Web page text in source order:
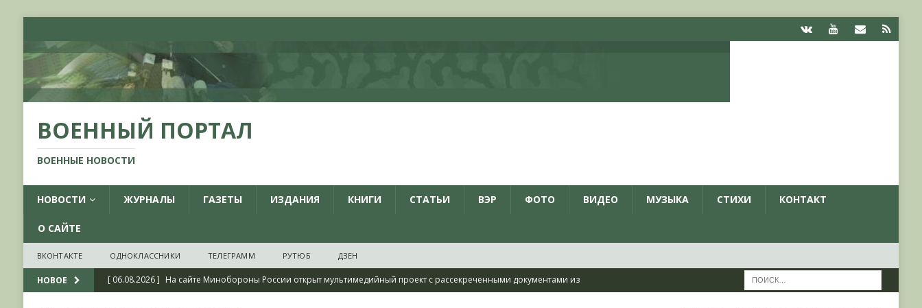
ВОЕННЫЙ ПОРТАЛ
ВОЕННЫЕ НОВОСТИ
НОВОСТИ ЖУРНАЛЫ ГАЗЕТЫ ИЗДАНИЯ КНИГИ СТАТЬИ ВЭР ФОТО ВИДЕО МУЗЫКА СТИХИ КОНТАКТ
О САЙТЕ
ВКОНТАКТЕ ОДНОКЛАССНИКИ ТЕЛЕГРАММ РУТЮБ ДЗЕН
НОВОЕ [ 06.08.2026 ] На сайте Минобороны России открыт мультимедийный проект с рассекреченными документами из